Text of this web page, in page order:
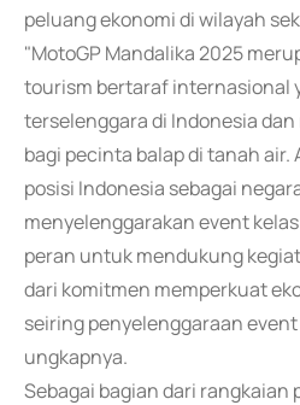
peluang ekonomi di wilayah
"MotoGP Mandalika 2025
tourism bertaraf internasional
terselenggara di Indonesia
bagi pecinta balap di tanah
posisi Indonesia sebagai
menyelenggarakan event
peran untuk mendukung
dari komitmen memperkuat
seiring penyelenggaraan
ungkapnya.
Sebagai bagian dari rangkaian